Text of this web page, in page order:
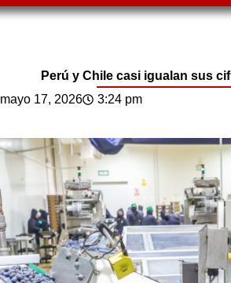
Perú y Chile casi igualan sus
mayo 17, 2026 3:24 pm